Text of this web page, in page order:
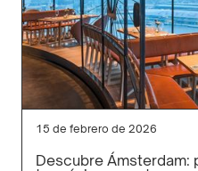
15 de febrero de 2026
Descubre Ámsterdam: